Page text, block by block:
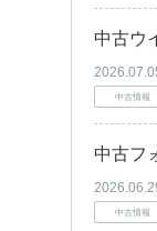
中古ウ
中古情報
中古フ
中古情報